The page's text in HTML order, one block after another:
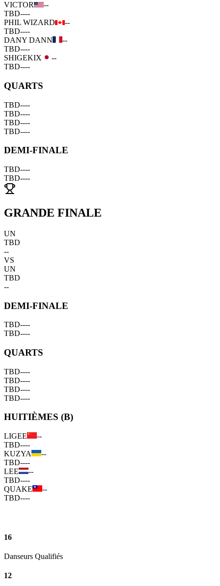
VICTOR
--
TBD----
PHIL WIZARD
--
TBD----
DANY DANN
--
TBD----
SHIGEKIX
--
TBD----
QUARTS
TBD----
TBD----
TBD----
TBD----
DEMI-FINALE
TBD----
TBD----
GRANDE FINALE
UN
TBD
--
VS
UN
TBD
--
DEMI-FINALE
TBD----
TBD----
QUARTS
TBD----
TBD----
TBD----
TBD----
HUITIÈMES (B)
LIGEE
--
TBD----
KUZYA
--
TBD----
LEE
--
TBD----
QUAKE
--
TBD----
16
Danseurs Qualifiés
12